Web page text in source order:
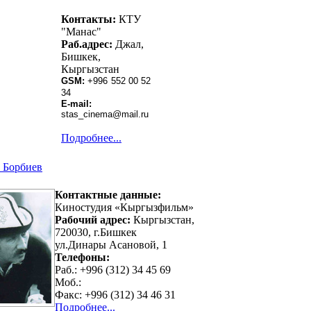
Контакты: КТУ
"Манас"
Раб.адрес: Джал,
Бишкек,
Кыргызстан
GSM: +996 552 00 52
34
E-mail:
stas_cinema@mail.ru
Подробнее...
Контактные данные:
Киностудия «Кыргызфильм»
Рабочий адрес: Кыргызстан,
720030, г.Бишкек
ул.Динары Асановой, 1
Телефоны:
Раб.: +996 (312) 34 45 69
Моб.:
Факс: +996 (312) 34 46 31
Подробнее...